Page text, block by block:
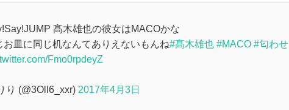
髙木雄也の彼女はMACOかな
お皿に同じ机なんてありえないもんね#髙木雄也 #MACO #匂わせ
Fmo0rpdeyZ
り (@3Oll6_xxr) 2017年4月3日